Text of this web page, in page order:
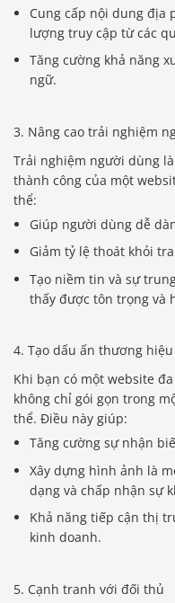
Cung cấp nội dung địa
lượng truy cập từ các
Tăng cường khả năng
ngữ.
3. Nâng cao trải nghiệm
Trải nghiệm người dùng
thành công của một
thể:
Giúp người dùng dễ
Giảm tỷ lệ thoát khỏi
Tạo niềm tin và sự
thấy được tôn trọng và
4. Tạo dấu ấn thương
Khi bạn có một website
không chỉ gói gọn trong
thể. Điều này giúp:
Tăng cường sự nhận
Xây dựng hình ảnh là
dạng và chấp nhận sự
Khả năng tiếp cận thị
kinh doanh.
5. Cạnh tranh với đối thủ